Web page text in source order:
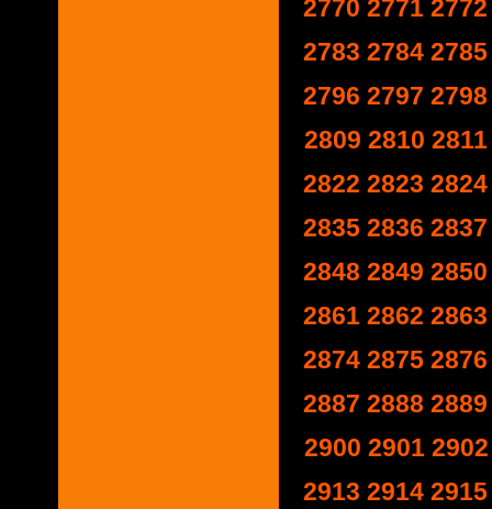
2770 2771 2772
2783 2784 2785
2796 2797 2798
2809 2810 2811
2822 2823 2824
2835 2836 2837
2848 2849 2850
2861 2862 2863
2874 2875 2876
2887 2888 2889
2900 2901 2902
2913 2914 2915